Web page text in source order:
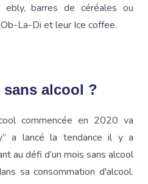
barres de céréales ou
La-Di et leur Ice coffee.
alcool ?
commencée en 2020 va
a lancé la tendance il y a
au défi d’un mois sans alcool
sa consommation d'alcool.